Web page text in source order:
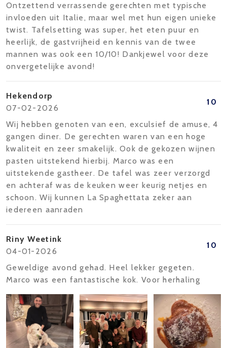
Ontzettend verrassende gerechten met typische
invloeden uit Italie, maar wel met hun eigen unieke
twist. Tafelsetting was super, het eten puur en
heerlijk, de gastvrijheid en kennis van de twee
mannen was ook een 10/10! Dankjewel voor deze
onvergetelijke avond!
Hekendorp
07-02-2026
10
Wij hebben genoten van een, exculsief de amuse, 4
gangen diner. De gerechten waren van een hoge
kwaliteit en zeer smakelijk. Ook de gekozen wijnen
pasten uitstekend hierbij. Marco was een
uitstekende gastheer. De tafel was zeer verzorgd
en achteraf was de keuken weer keurig netjes en
schoon. Wij kunnen La Spaghettata zeker aan
iedereen aanraden
Riny Weetink
04-01-2026
10
Geweldige avond gehad. Heel lekker gegeten.
Marco was een fantastische kok. Voor herhaling